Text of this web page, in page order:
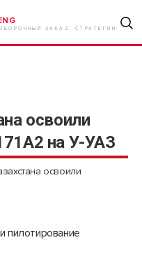
ЗАКАЗ. СТРАТЕГИИ
освоили
на У-УАЗ
освоили